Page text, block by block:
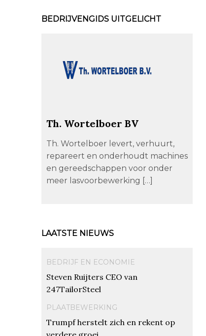
BEDRIJVENGIDS UITGELICHT
Th. Wortelboer BV
Th. Wortelboer levert, verhuurt,
repareert en onderhoudt machines
en gereedschappen voor onder
meer lasvoorbewerking […]
LAATSTE NIEUWS
BEDRIJF EN ECONOMIE
Steven Ruijters CEO van
247TailorSteel
PLAATBEWERKING
Trumpf herstelt zich en rekent op